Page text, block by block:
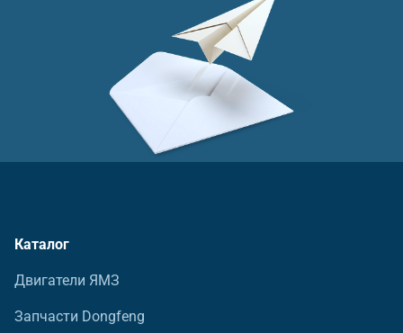
Каталог
Двигатели ЯМЗ
Запчасти Dongfeng